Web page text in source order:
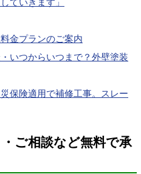
ていきます 」
金プランのご案内
いつからいつまで？外壁塗装
保険適用で補修工事。スレー
ご相談など無料で承